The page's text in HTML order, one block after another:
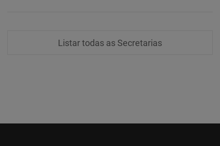
Listar todas as Secretarias